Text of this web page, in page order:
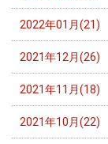
2022年01月(21)
2021年12月(26)
2021年11月(18)
2021年10月(22)